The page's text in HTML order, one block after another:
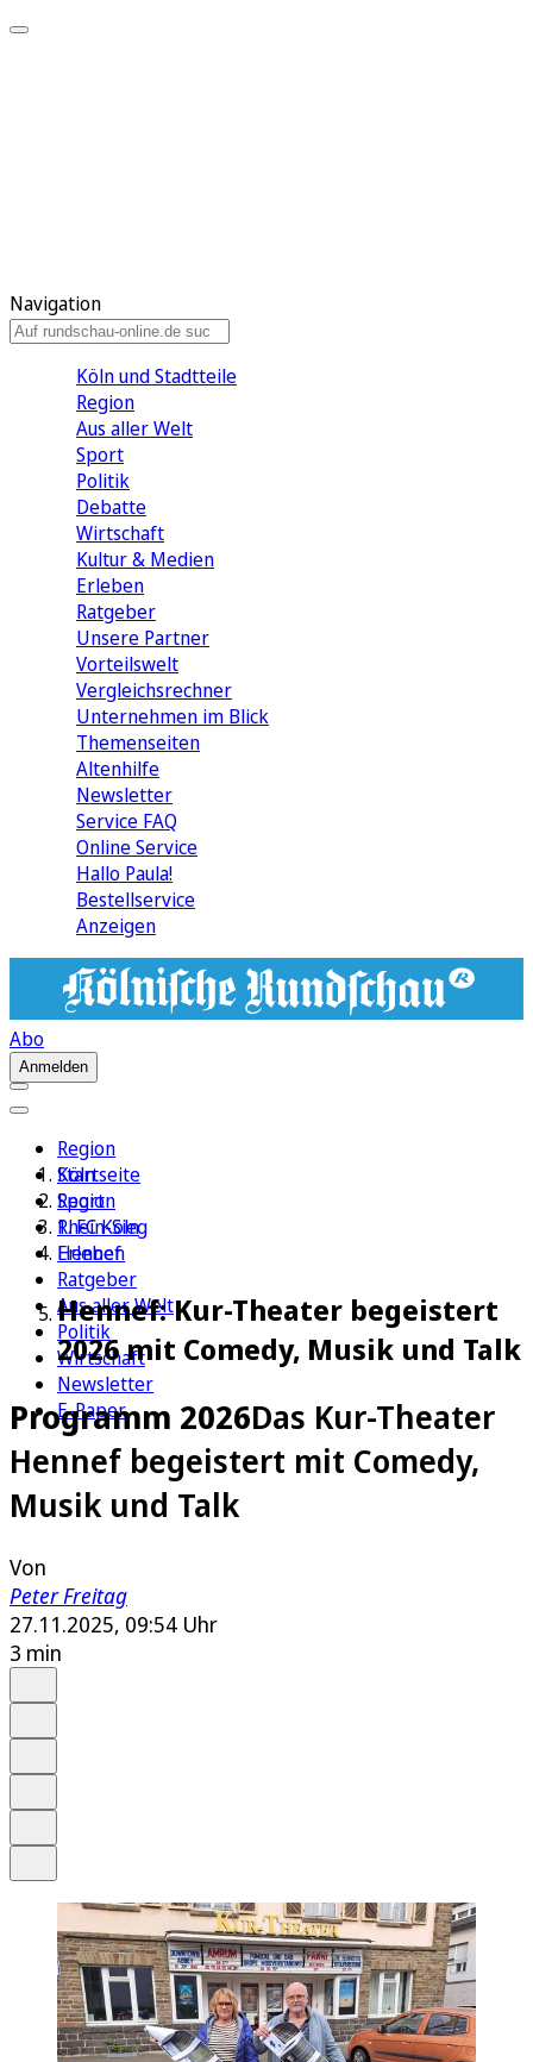
Navigation
Köln und Stadtteile
Region
Aus aller Welt
Sport
Politik
Debatte
Wirtschaft
Kultur & Medien
Erleben
Ratgeber
Unsere Partner
Vorteilswelt
Vergleichsrechner
Unternehmen im Blick
Themenseiten
Altenhilfe
Newsletter
Service FAQ
Online Service
Hallo Paula!
Bestellservice
Anzeigen
Abo
Anmelden
Region
Köln
Sport
1. FC Köln
Erleben
Ratgeber
Aus aller Welt
Politik
Wirtschaft
Newsletter
E-Paper
Startseite
Region
Rhein-Sieg
Hennef
Hennef: Kur-Theater begeistert
2026 mit Comedy, Musik und Talk
Programm 2026Das Kur-Theater
Hennef begeistert mit Comedy,
Musik und Talk
Von
Peter Freitag
27.11.2025, 09:54 Uhr
3 min